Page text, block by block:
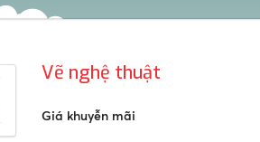
Vẽ nghệ thuật
Giá khuyễn mãi